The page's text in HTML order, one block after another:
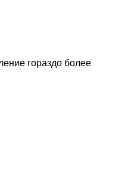
гораздо более